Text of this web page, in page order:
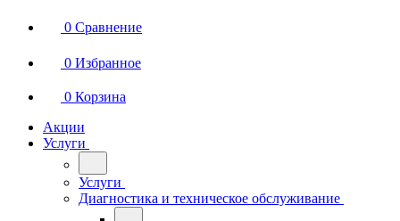
0 Сравнение
0 Избранное
0 Корзина
Акции
Услуги
Услуги
Диагностика и техническое обслуживание